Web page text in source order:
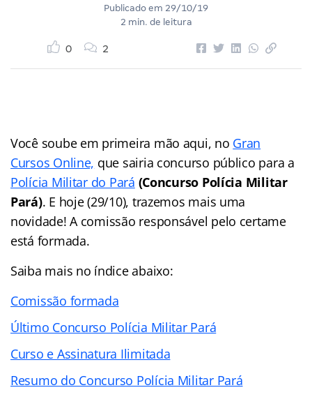
Publicado em 29/10/19
2 min. de leitura
0 2
Você soube em primeira mão aqui, no Gran
Cursos Online, que sairia concurso público para a
Polícia Militar do Pará (Concurso Polícia Militar
Pará). E hoje (29/10), trazemos mais uma
novidade! A comissão responsável pelo certame
está formada.
Saiba mais no índice abaixo:
Comissão formada
Último Concurso Polícia Militar Pará
Curso e Assinatura Ilimitada
Resumo do Concurso Polícia Militar Pará